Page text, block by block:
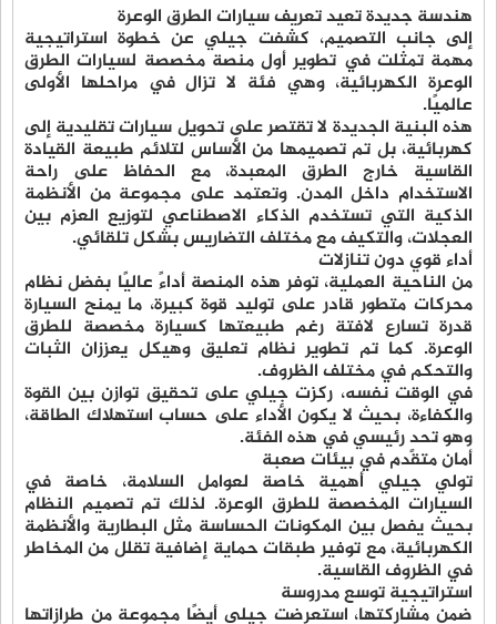
هندسة جديدة تعيد تعريف سيارات الطرق الوعرة
إلى جانب التصميم، كشفت جيلي عن خطوة استراتيجية
مهمة تمثلت في تطوير أول منصة مخصصة لسيارات الطرق
الوعرة الكهربائية، وهي فئة لا تزال في مراحلها الأولى
عالميًا.
هذه البنية الجديدة لا تقتصر على تحويل سيارات تقليدية إلى
كهربائية، بل تم تصميمها من الأساس لتلائم طبيعة القيادة
القاسية خارج الطرق المعبدة، مع الحفاظ على راحة
الاستخدام داخل المدن. وتعتمد على مجموعة من الأنظمة
الذكية التي تستخدم الذكاء الاصطناعي لتوزيع العزم بين
العجلات، والتكيف مع مختلف التضاريس بشكل تلقائي.
أداء قوي دون تنازلات
من الناحية العملية، توفر هذه المنصة أداءً عاليًا بفضل نظام
محركات متطور قادر على توليد قوة كبيرة، ما يمنح السيارة
قدرة تسارع لافتة رغم طبيعتها كسيارة مخصصة للطرق
الوعرة. كما تم تطوير نظام تعليق وهيكل يعززان الثبات
والتحكم في مختلف الظروف.
في الوقت نفسه، ركزت جيلي على تحقيق توازن بين القوة
والكفاءة، بحيث لا يكون الأداء على حساب استهلاك الطاقة،
وهو تحدٍ رئيسي في هذه الفئة.
أمان متقدم في بيئات صعبة
تولي جيلي أهمية خاصة لعوامل السلامة، خاصة في
السيارات المخصصة للطرق الوعرة. لذلك تم تصميم النظام
بحيث يفصل بين المكونات الحساسة مثل البطارية والأنظمة
الكهربائية، مع توفير طبقات حماية إضافية تقلل من المخاطر
في الظروف القاسية.
استراتيجية توسع مدروسة
ضمن مشاركتها، استعرضت جيلي أيضًا مجموعة من طرازاتها